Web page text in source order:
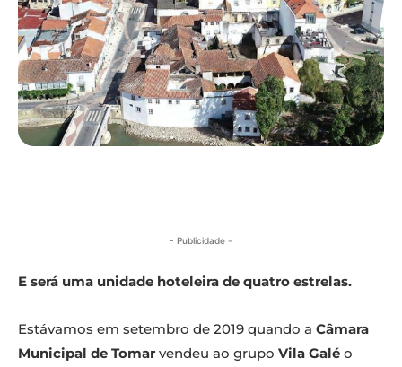
- Publicidade -
E será uma unidade hoteleira de quatro estrelas.
Estávamos em setembro de 2019 quando a Câmara
Municipal de Tomar vendeu ao grupo Vila Galé o